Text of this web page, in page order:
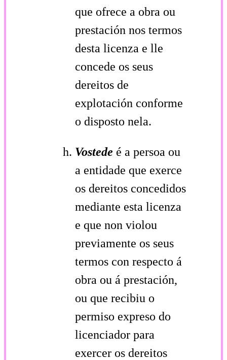
que ofrece a obra ou
prestación nos termos
desta licenza e lle
concede os seus
dereitos de
explotación conforme
o disposto nela.
Vostede é a persoa ou
a entidade que exerce
os dereitos concedidos
mediante esta licenza
e que non violou
previamente os seus
termos con respecto á
obra ou á prestación,
ou que recibiu o
permiso expreso do
licenciador para
exercer os dereitos